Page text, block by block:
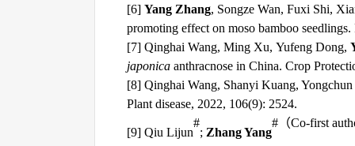
[6] Yang Zhang, Songze Wan, Fuxi Shi,
promoting effect on moso bamboo seedlings.
[7] Qinghai Wang, Ming Xu, Yufeng Dong,
japonica anthracnose in China. Crop
[8] Qinghai Wang, Shanyi Kuang,
Plant disease, 2022, 106(9): 2524.
[9] Qiu Lijun
#
; Zhang Yang
# （Co-first